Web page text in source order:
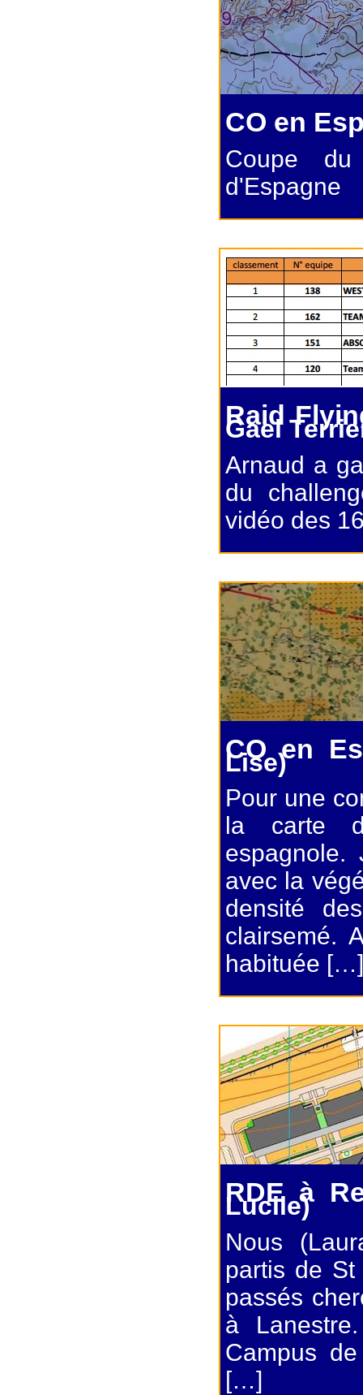
CO en
Coupe
d'Espagne
Raid
Gael
Arnaud a
du
vidéo des
CO en
Lise)
Pour une
la carte
avec la
densité
clairsemé.
habituée […]
RDE à
Lucile)
Nous
partis de
passés
à
Campus
[…]